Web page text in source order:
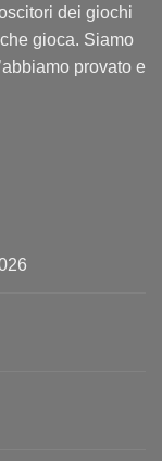
dei giochi
gioca. Siamo
provato e